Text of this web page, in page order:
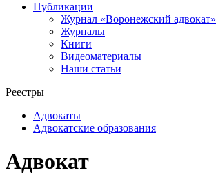
Публикации
Журнал «Воронежский адвокат»
Журналы
Книги
Видеоматериалы
Наши статьи
Реестры
Адвокаты
Адвокатские образования
Адвокат